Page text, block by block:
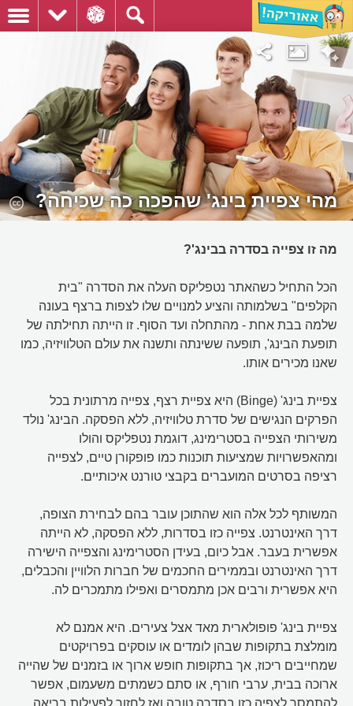
מהי צפיית בינג' שהפכה כה שכיחה?
מה זו צפייה בסדרה בבינג'?
הכל התחיל כשהאתר נטפליקס העלה את הסדרה "בית
הקלפים" בשלמותה והציע למנויים שלו לצפות ברצף בעונה
שלמה בבת אחת - מהתחלה ועד הסוף. זו הייתה תחילתה של
תופעת הבינג', תופעה ששינתה ותשנה את עולם הטלוויזיה, כמו
שאנו מכירים אותו.
צפיית בינג' (Binge) היא צפיית רצף, צפייה מרתונית בכל
הפרקים הנגישים של סדרת טלוויזיה, ללא הפסקה. הבינג' נולד
משירותי הצפייה בסטרימינג, דוגמת נטפליקס והולו
ומהאפשרויות שמציעות תוכנות כמו פופקורן טיים, לצפייה
רציפה בסרטים המועברים בקבצי טורנט איכותיים.
המשותף לכל אלה הוא שהתוכן עובר בהם לבחירת הצופה,
דרך האינטרנט. צפייה כזו בסדרות, ללא הפסקה, לא הייתה
אפשרית בעבר. אבל כיום, בעידן הסטרימינג והצפייה הישירה
דרך האינטרנט ובממירים החכמים של חברות הלוויין והכבלים,
היא אפשרית ורבים אכן מתמסרים ואפילו מתמכרים לה.
צפיית בינג' פופולארית מאד אצל צעירים. היא אמנם לא
מומלצת בתקופות שבהן לומדים או עוסקים בפרויקטים
שמחייבים ריכוז, אך בתקופות חופש ארוך או בזמנים של שהייה
ארוכה בבית, ערבי חורף, או סתם כשמתים משעמום, אפשר
להתמסר לצפיה כזו בסדרה טובה ואז לחזור לפעילות בריאה,